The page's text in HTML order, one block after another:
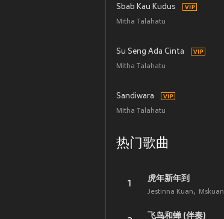
Sbab Kau Kudus
Mitha Talahatu
Su Seng Ada Cinta
Mitha Talahatu
Sandiwara
Mitha Talahatu
热门歌曲
1
虎年新年到
Jestinna Kuan Mskuan
飞鸟和蝉 (伴奏)